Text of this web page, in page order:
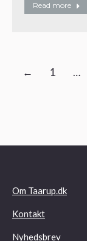
Read more
← 1 …
Om Taarup.dk
Kontakt
Nyhedsbrev